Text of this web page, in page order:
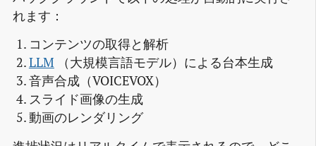
れます：
コンテンツの取得と解析
LLM （大規模言語モデル）による台本生成
音声合成（VOICEVOX）
スライド画像の生成
動画のレンダリング